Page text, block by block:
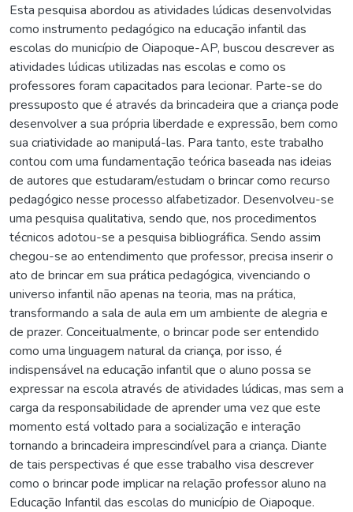
Esta pesquisa abordou as atividades lúdicas desenvolvidas
como instrumento pedagógico na educação infantil das
escolas do município de Oiapoque-AP, buscou descrever as
atividades lúdicas utilizadas nas escolas e como os
professores foram capacitados para lecionar. Parte-se do
pressuposto que é através da brincadeira que a criança pode
desenvolver a sua própria liberdade e expressão, bem como
sua criatividade ao manipulá-las. Para tanto, este trabalho
contou com uma fundamentação teórica baseada nas ideias
de autores que estudaram/estudam o brincar como recurso
pedagógico nesse processo alfabetizador. Desenvolveu-se
uma pesquisa qualitativa, sendo que, nos procedimentos
técnicos adotou-se a pesquisa bibliográfica. Sendo assim
chegou-se ao entendimento que professor, precisa inserir o
ato de brincar em sua prática pedagógica, vivenciando o
universo infantil não apenas na teoria, mas na prática,
transformando a sala de aula em um ambiente de alegria e
de prazer. Conceitualmente, o brincar pode ser entendido
como uma linguagem natural da criança, por isso, é
indispensável na educação infantil que o aluno possa se
expressar na escola através de atividades lúdicas, mas sem a
carga da responsabilidade de aprender uma vez que este
momento está voltado para a socialização e interação
tornando a brincadeira imprescindível para a criança. Diante
de tais perspectivas é que esse trabalho visa descrever
como o brincar pode implicar na relação professor aluno na
Educação Infantil das escolas do município de Oiapoque.